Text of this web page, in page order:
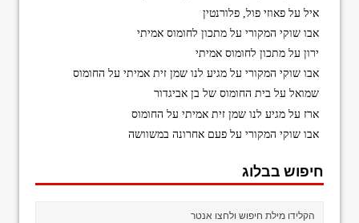
איל עלפאוזי פול, פלורנטין
אבו שוקי המקורי עלמתכון לחומוס אמיתי
ירון עלמתכון לחומוס אמיתי
אבו שוקי המקורי עלמגיע לנו שמן זית אמיתי על החומוס
שמואל על בית החומוס של בן אביגדור
ארז עלמגיע לנו שמן זית אמיתי על החומוס
אבו שוקי המקורי עלפעם אחרונה במשוושה
חיפוש בבלוג